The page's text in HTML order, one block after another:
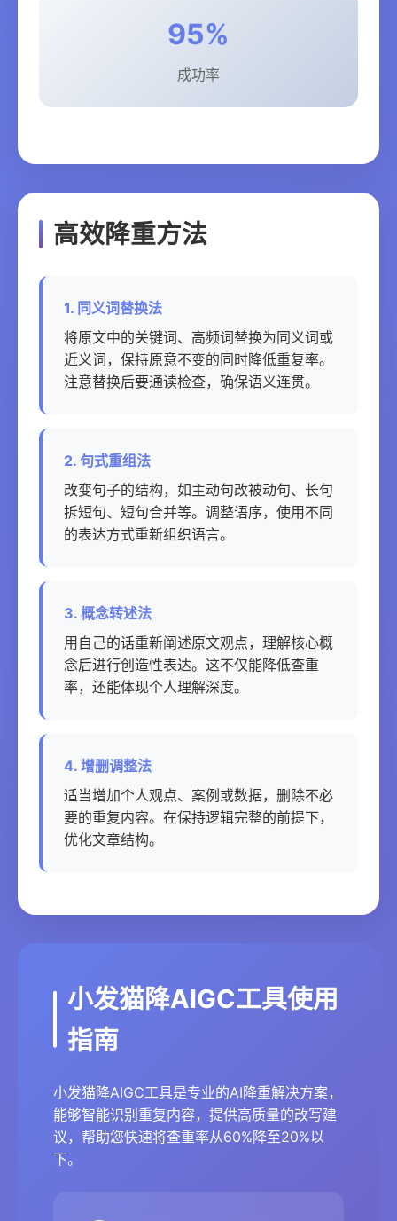
95%
成功率
高效降重方法
1. 同义词替换法
将原文中的关键词、高频词替换为同义词或
近义词，保持原意不变的同时降低重复率。
注意替换后要通读检查，确保语义连贯。
2. 句式重组法
改变句子的结构，如主动句改被动句、长句
拆短句、短句合并等。调整语序，使用不同
的表达方式重新组织语言。
3. 概念转述法
用自己的话重新阐述原文观点，理解核心概
念后进行创造性表达。这不仅能降低查重
率，还能体现个人理解深度。
4. 增删调整法
适当增加个人观点、案例或数据，删除不必
要的重复内容。在保持逻辑完整的前提下，
优化文章结构。
小发猫降AIGC工具使用
指南
小发猫降AIGC工具是专业的AI降重解决方案，
能够智能识别重复内容，提供高质量的改写建
议，帮助您快速将查重率从60%降至20%以
下。